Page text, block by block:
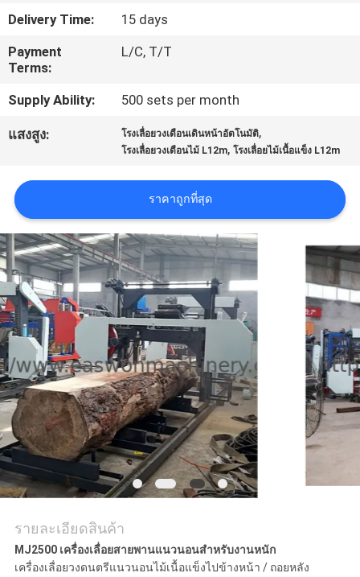
คุณภาพ
ติดต่อ
เรา
ขอ
ใบ
เสนอ
ราคา
แผนผัง
เว็บไซต์
PRIVACY
POLICY
Delivery Time:
15 days
Payment
Terms:
L/C, T/T
Supply Ability: 500 sets per month
แสงสูง: โรงเลื่อยวงเดือนเดินหน้าอัตโนมัติ,
โรงเลื่อยวงเดือนไม้ L12m,โรงเลื่อยไม้เนื้อแข็ง L12m
ราคาถูกที่สุด
รายละเอียดสินค้า
MJ2500 เครื่องเลื่อยสายพานแนวนอนสำหรับงานหนัก
เครื่องเลื่อยวงดนตรีแนวนอนไม้เนื้อแข็งไปข้างหน้า / ถอยหลัง